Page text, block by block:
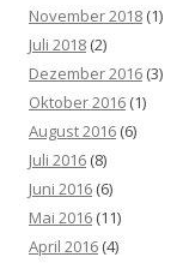
November 2018 (1)
Juli 2018 (2)
Dezember 2016 (3)
Oktober 2016 (1)
August 2016 (6)
Juli 2016 (8)
Juni 2016 (6)
Mai 2016 (11)
April 2016 (4)